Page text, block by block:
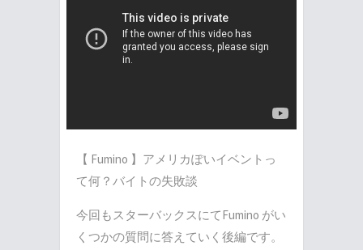
【 Fumino 】アメリカぽいイベントっ
て何？バイトの失敗談
今回もスターバックスにてFumino がい
くつかの質問に答えていく後編です。